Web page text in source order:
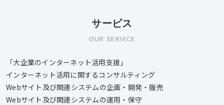
サービス
OUR SERVICE
「大企業のインターネット活用支援」
インターネット活用に関するコンサルティング
Webサイト及び関連システムの企画・開発・販売
Webサイト及び関連システムの運用・保守